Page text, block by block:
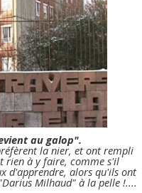
au galop".
la nier, et ont rempli
rien à y faire, comme s'il
d'apprendre, alors qu'ils ont
Milhaud" à la pelle !....